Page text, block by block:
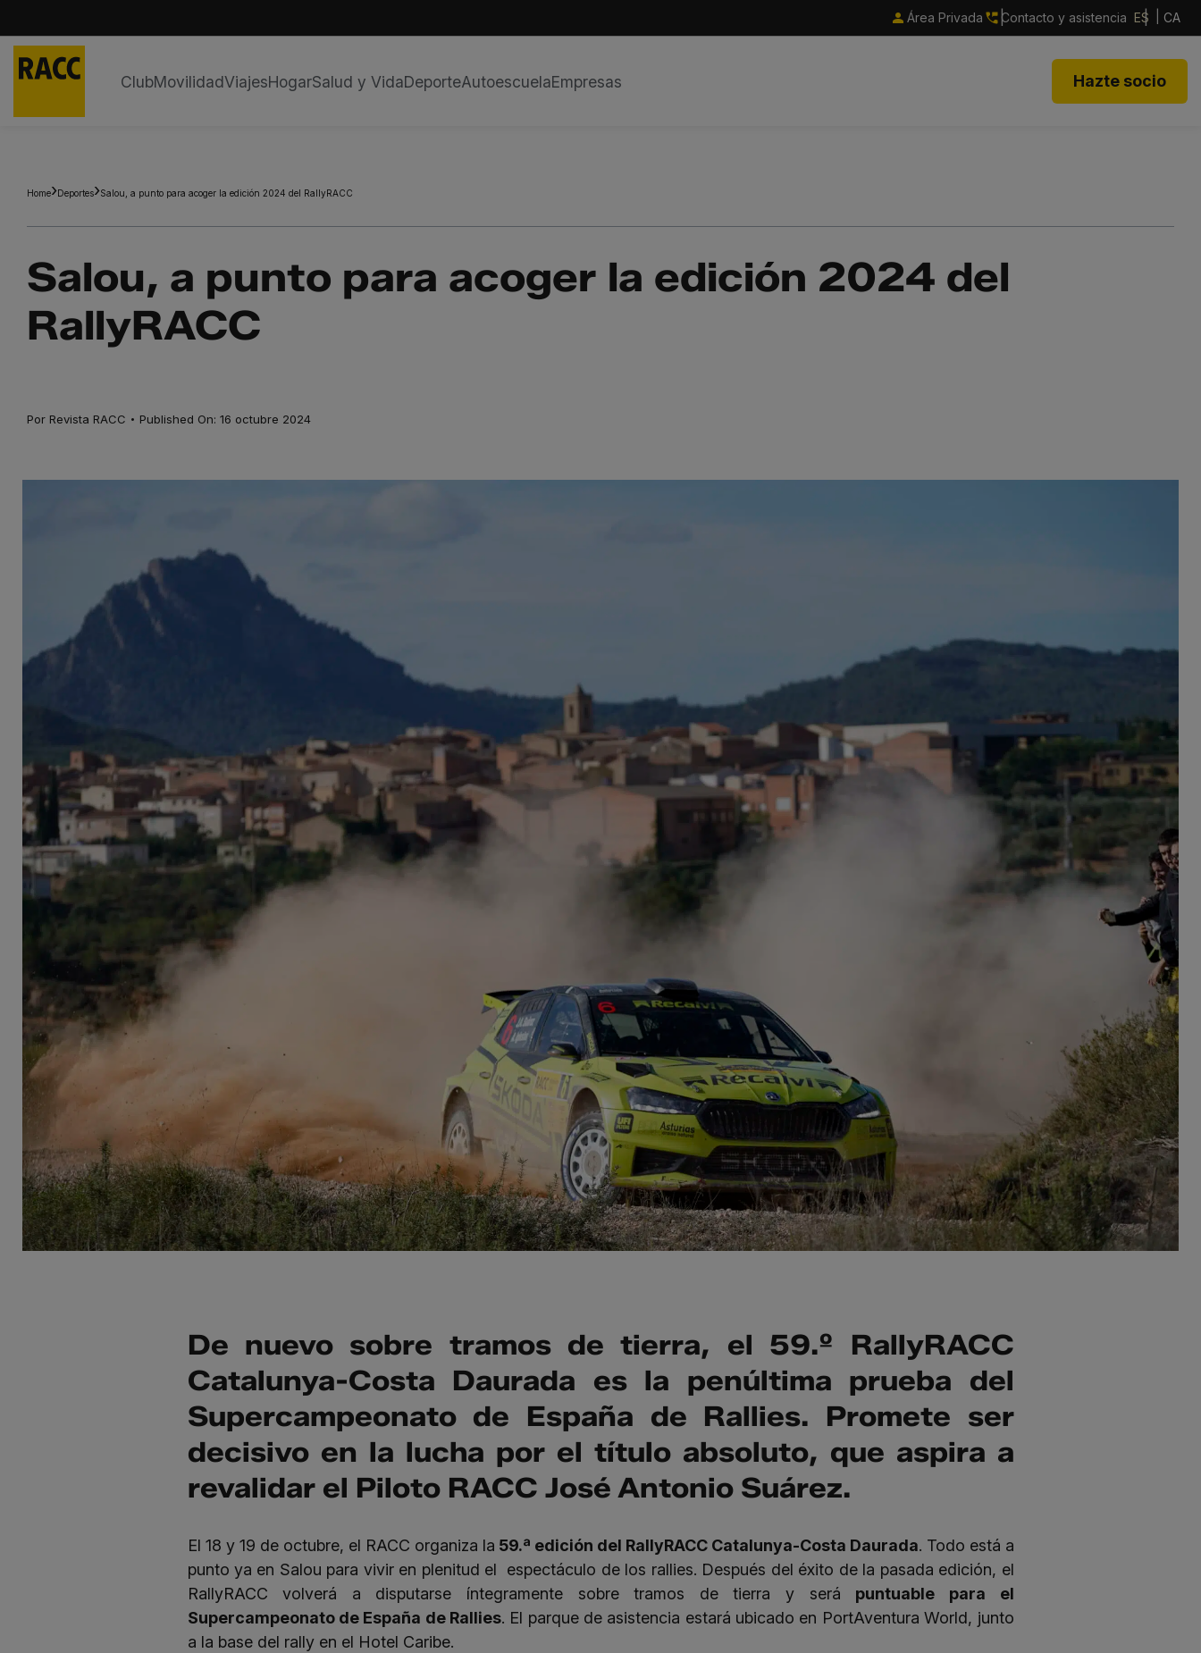
Área Privada Contacto y asistencia ES CA
ClubMovilidadViajesHogarSalud y VidaDeporteAutoescuelaEmpresas Hazte socio
contenido
Home Deportes Salou, a punto para acoger la edición 2024 del RallyRACC
Salou, a punto para acoger la edición 2024 del
RallyRACC
Por Revista RACC · Published On: 16 octubre 2024
De nuevo sobre tramos de tierra, el 59.º RallyRACC
Catalunya-Costa Daurada es la penúltima prueba del
Supercampeonato de España de Rallies. Promete ser
decisivo en la lucha por el título absoluto, que aspira a
revalidar el Piloto RACC José Antonio Suárez.
El 18 y 19 de octubre, el RACC organiza la 59.ª edición del RallyRACC Catalunya-Costa Daurada. Todo está a
punto ya en Salou para vivir en plenitud el espectáculo de los rallies. Después del éxito de la pasada edición, el
RallyRACC volverá a disputarse íntegramente sobre tramos de tierra y será puntuable para el
Supercampeonato de España de Rallies. El parque de asistencia estará ubicado en PortAventura World, junto
a la base del rally en el Hotel Caribe.